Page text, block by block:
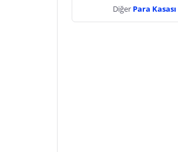
Diğer Para Kasası